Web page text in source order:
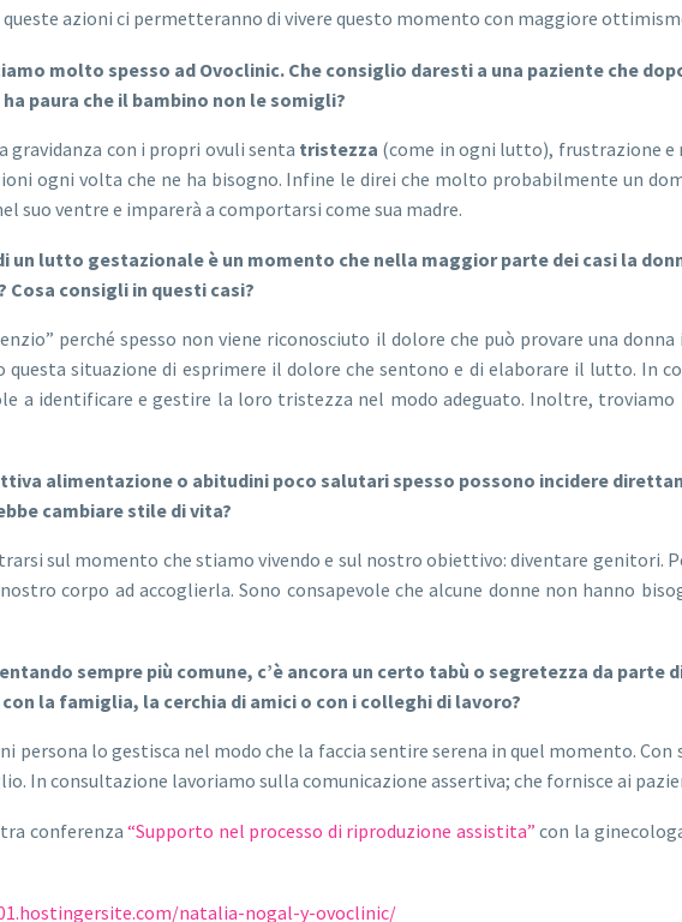
azioni ci permetteranno di vivere questo momento con maggiore
molto spesso ad Ovoclinic. Che consiglio daresti a una paziente che
paura che il bambino non le somigli?
gravidanza con i propri ovuli senta tristezza (come in ogni lutto), frustrazione
ogni volta che ne ha bisogno. Infine le direi che molto probabilmente un
suo ventre e imparerà a comportarsi come sua madre.
un lutto gestazionale è un momento che nella maggior parte dei casi la
consigli in questi casi?
perché spesso non viene riconosciuto il dolore che può provare una
situazione di esprimere il dolore che sentono e di elaborare il lutto. In
a identificare e gestire la loro tristezza nel modo adeguato. Inoltre,
alimentazione o abitudini poco salutari spesso possono incidere
cambiare stile di vita?
sul momento che stiamo vivendo e sul nostro obiettivo: diventare genitori.
corpo ad accoglierla. Sono consapevole che alcune donne non hanno
sempre più comune, c’è ancora un certo tabù o segretezza da parte
la famiglia, la cerchia di amici o con i colleghi di lavoro?
persona lo gestisca nel modo che la faccia sentire serena in quel momento.
In consultazione lavoriamo sulla comunicazione assertiva; che fornisce ai
conferenza“Supporto nel processo di riproduzione assistita” con la
natalia-nogal-y-ovoclinic/